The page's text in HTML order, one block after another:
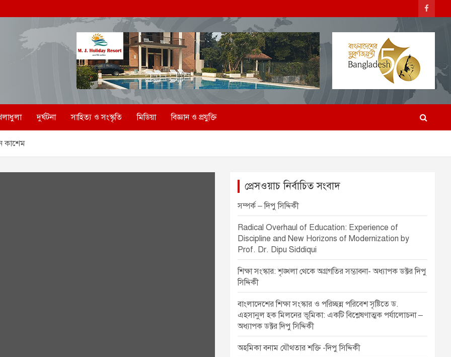
দুর্ঘটনা সাহিত্য ও সংস্কৃতি মিডিয়া বিজ্ঞান ও প্রযুক্তি
কাশেম
প্রেসওয়াচ নির্বাচিত সংবাদ
সম্পর্ক – দিপু সিদ্দিকী
Radical Overhaul of Education: Experience of
Discipline and New Horizons of Modernization by
Prof. Dr. Dipu Siddiqui
শিক্ষা সংস্কার: শৃঙ্খলা থেকে অগ্রগতির সম্ভাবনা- অধ্যাপক ডক্টর দিপু
সিদ্দিকী
বাংলাদেশের শিক্ষা সংস্কার ও পরিচ্ছন্ন পরিবেশ সৃষ্টিতে ড.
এহসানুল হক মিলনের ভূমিকা: একটি বিশ্লেষণাত্মক পর্যালোচনা –
অধ্যাপক ডক্টর দিপু সিদ্দিকী
অহমিকা বনাম যৌথতার শক্তি -দিপু সিদ্দিকী